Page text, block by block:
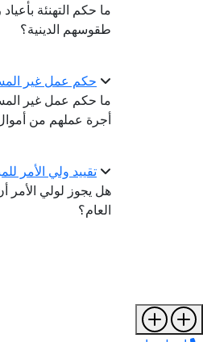
ما حكم التهنئة
طقوسهم الدينية؟
حكم عمل غير
ما حكم عمل غير
أجرة عملهم من
تقييد ولي الأمر
هل يجوز لولي الأمر
العام؟